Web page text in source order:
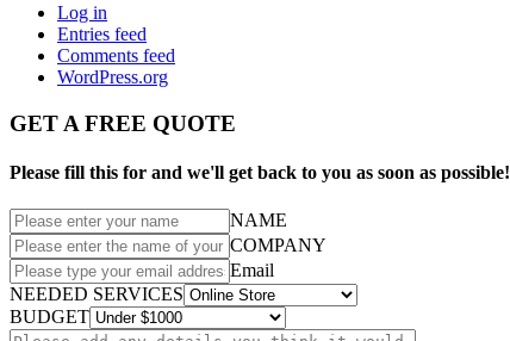
Log in
Entries feed
Comments feed
WordPress.org
GET A FREE QUOTE
Please fill this for and we'll get back to you as soon as possible!
NAME
COMPANY
Email
NEEDED SERVICES
BUDGET